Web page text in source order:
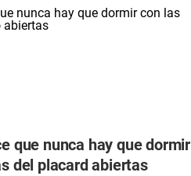
que nunca hay que dormir
del placard abiertas